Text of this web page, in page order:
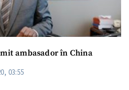
ambasador în China
03:55